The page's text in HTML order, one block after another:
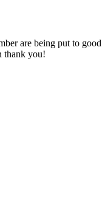
are being put to
thank you!